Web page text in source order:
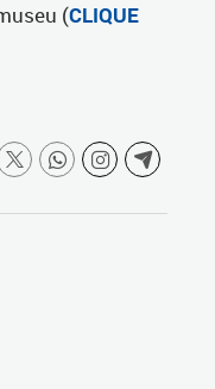
(CLIQUE